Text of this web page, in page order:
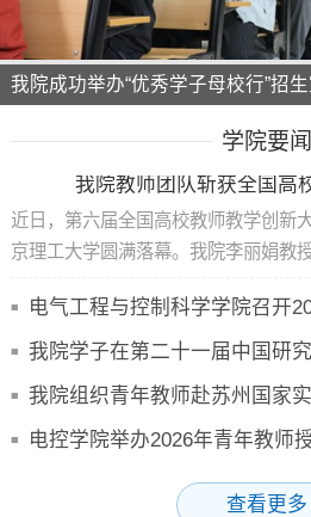
我院成功举办“优秀学子母校行”招
学院要闻
我院教师团队斩获全国高
近日，第六届全国高校教师教学创新
京理工大学圆满落幕。我院李丽娟教
电气工程与控制科学学院召开
我院学子在第二十一届中国研
我院组织青年教师赴苏州国家
电控学院举办2026年青年教师
查看更多